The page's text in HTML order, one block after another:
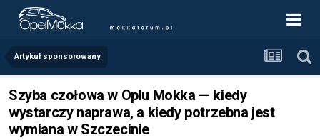
Artykuł sponsorowany
Szyba czołowa w Oplu Mokka — kiedy
wystarczy naprawa, a kiedy potrzebna jest
wymiana w Szczecinie